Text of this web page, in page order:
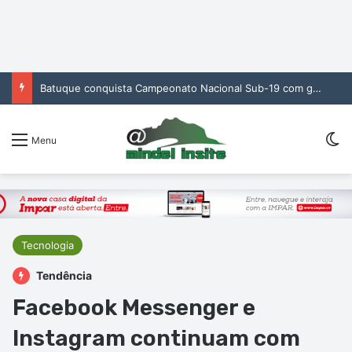
Batuque conquista Campeonato Nacional Sub-19 com golo de Erickson no prolongamento
Menu
Tecnologia
Tendência
Facebook Messenger e
Instagram continuam com